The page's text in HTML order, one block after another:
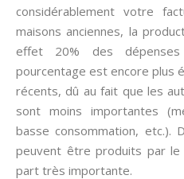
considérablement votre
maisons anciennes, la
effet 20% des
pourcentage est encore plus
récents, dû au fait que les
sont moins importantes
basse consommation, etc.).
peuvent être produits par le
part très importante.